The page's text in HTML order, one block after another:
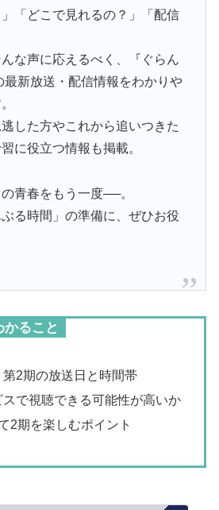
」「どこで見れるの？」「配信
な声に応えるべく、『ぐらん
新放送・配信情報をわかりや
した方やこれから追いつきた
に役立つ情報も掲載。
青春をもう一度──。
る時間」の準備に、ぜひお役
かること
第2期の放送日と時間帯
スで視聴できる可能性が高いか
2期を楽しむポイント